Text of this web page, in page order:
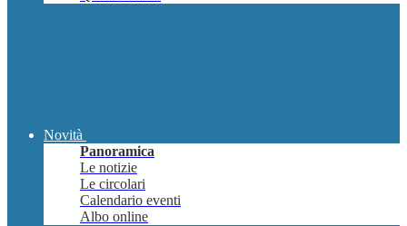
Novità
Panoramica
Le notizie
Le circolari
Calendario eventi
Albo online